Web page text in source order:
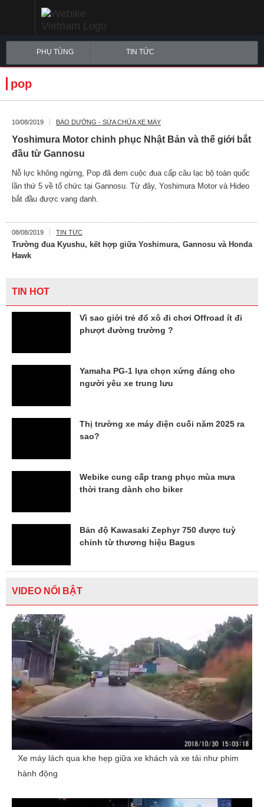
PHỤ TÙNG TIN TỨC
pop
10/08/2019 BẢO DƯỠNG - SỬA CHỮA XE MÁY
Yoshimura Motor chinh phục Nhật Bản và thế giới bắt
đầu từ Gannosu
Nỗ lực không ngừng, Pop đã đem cuộc đua cấp câu lạc bộ toàn quốc
lần thứ 5 về tổ chức tại Gannosu. Từ đây, Yoshimura Motor và Hideo
bắt đầu được vang danh.
08/08/2019 TIN TỨC
Trường đua Kyushu, kết hợp giữa Yoshimura, Gannosu và Honda
Hawk
TIN HOT
Vì sao giới trẻ đổ xô đi chơi Offroad ít đi
phượt đường trường ?
Yamaha PG-1 lựa chọn xứng đáng cho
người yêu xe trung lưu
Thị trường xe máy điện cuối năm 2025 ra
sao?
Webike cung cấp trang phục mùa mưa
thời trang dành cho biker
Bản độ Kawasaki Zephyr 750 được tuỳ
chỉnh từ thương hiệu Bagus
VIDEO NỔI BẬT
Xe máy lách qua khe hẹp giữa xe khách và xe tải như phim
hành động